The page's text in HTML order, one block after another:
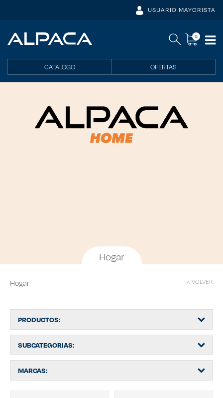
USUARIO MAYORISTA
0
CATALOGO OFERTAS
Hogar
Hogar < VOLVER
PRODUCTOS:
SUBCATEGORIAS:
MARCAS: